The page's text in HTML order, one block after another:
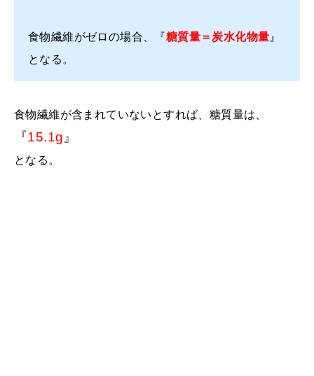
食物繊維がゼロの場合、『糖質量＝炭水化物量 』
となる。
食物繊維が含まれていないとすれば、糖質量は、
『15.1g 』
となる。